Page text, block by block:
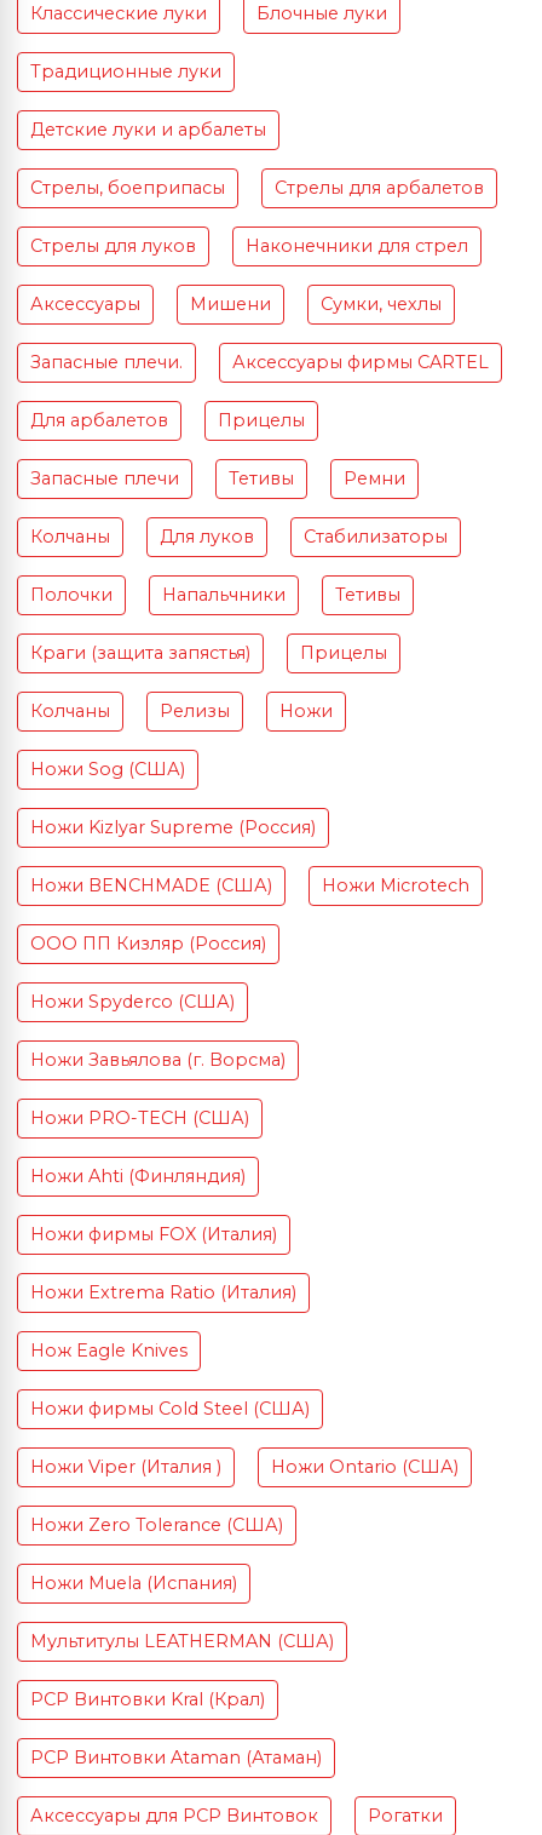
Классические луки Блочные луки
Традиционные луки
Детские луки и арбалеты
Стрелы, боеприпасы Стрелы для арбалетов
Стрелы для луков Наконечники для стрел
Аксессуары Мишени Сумки, чехлы
Запасные плечи. Аксессуары фирмы CARTEL
Для арбалетов Прицелы
Запасные плечи Тетивы Ремни
Колчаны Для луков Стабилизаторы
Полочки Напальчники Тетивы
Краги (защита запястья) Прицелы
Колчаны Релизы Ножи
Ножи Sog (США)
Ножи Kizlyar Supreme (Россия)
Ножи BENCHMADE (США) Ножи Microtech
ООО ПП Кизляр (Россия)
Ножи Spyderco (США)
Ножи Завьялова (г. Ворсма)
Ножи PRO-TECH (США)
Ножи Ahti (Финляндия)
Ножи фирмы FOX (Италия)
Ножи Extrema Ratio (Италия)
Нож Eagle Knives
Ножи фирмы Cold Steel (США)
Ножи Viper (Италия ) Ножи Ontario (США)
Ножи Zero Tolerance (США)
Ножи Muela (Испания)
Мультитулы LEATHERMAN (США)
PCP Винтовки Kral (Крал)
PCP Винтовки Ataman (Атаман)
Аксессуары для PCP Винтовок Рогатки